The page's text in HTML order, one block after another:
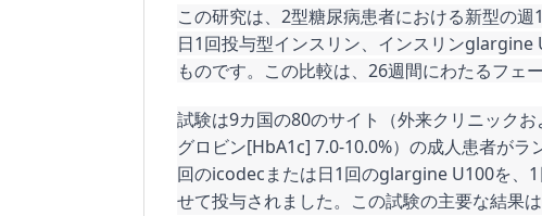
この研究は、2型糖尿病患者における新型の
日1回投与型インスリン、インスリン
ものです。この比較は、26週間にわたるフェ
試験は9カ国の80のサイト（外来クリニック
グロビン[HbA1c] 7.0-10.0%）の成人患者が
回のicodecまたは日1回のglargine U100を、
せて投与されました。この試験の主要な結果